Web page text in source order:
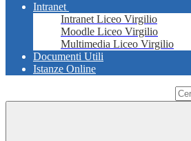
Intranet
Intranet Liceo Virgilio
Moodle Liceo Virgilio
Multimedia Liceo Virgilio
Documenti Utili
Istanze Online